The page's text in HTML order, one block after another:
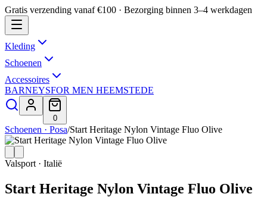
Gratis verzending vanaf €100 · Bezorging binnen 3–4 werkdagen
Kleding
Schoenen
Accessoires
BARNEYSFOR MEN HEEMSTEDE
0
Schoenen · Posa/Start Heritage Nylon Vintage Fluo Olive
Valsport · Italië
Start Heritage Nylon Vintage Fluo Olive